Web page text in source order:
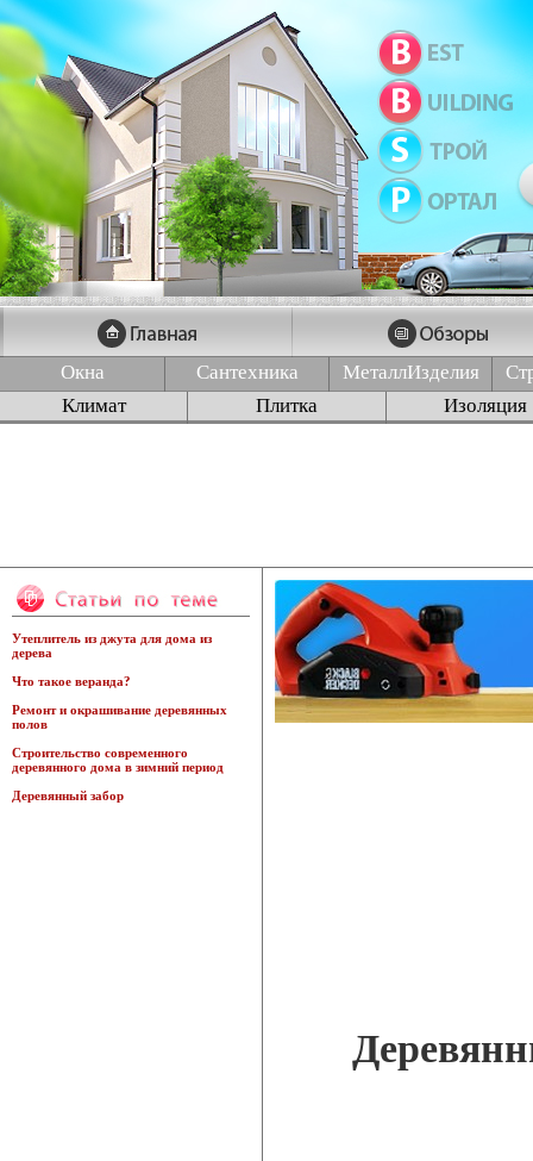
Окна Сантехника МеталлИзделия
Климат
Плитка Изоляция
Утеплитель из джута для дома из
дерева
Что такое веранда?
Ремонт и окрашивание деревянных
полов
Строительство современного
деревянного дома в зимний период
Деревянный забор